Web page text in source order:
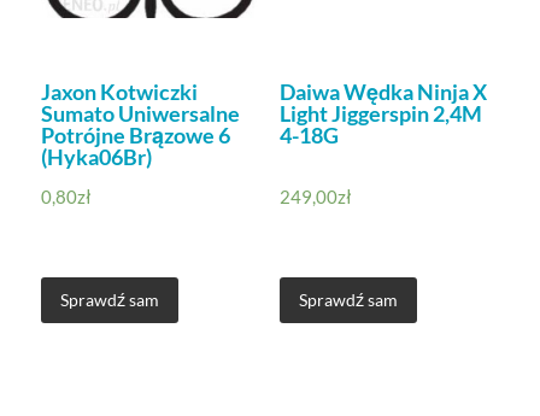
Jaxon Kotwiczki
Sumato Uniwersalne
Potrójne Brązowe 6
(Hyka06Br)
0,80zł
Sprawdź sam
Daiwa Wędka Ninja X
Light Jiggerspin 2,4M
4-18G
249,00zł
Sprawdź sam